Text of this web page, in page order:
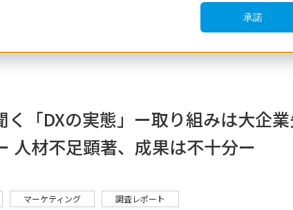
承諾
く「DXの実態」ー取り組みは大企
人材不足顕著、成果は不十分ー
マーケティング 調査レポート